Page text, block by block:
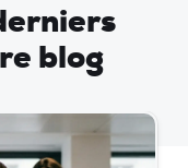
blog